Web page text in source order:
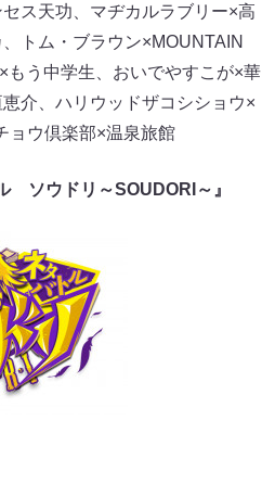
ス天功、マヂカルラブリー×高
トム・ブラウン×MOUNTAIN
もう中学生、おいでやすこが×華
介、ハリウッドザコシショウ×
ョウ倶楽部×温泉旅館
ソウドリ～SOUDORI～』